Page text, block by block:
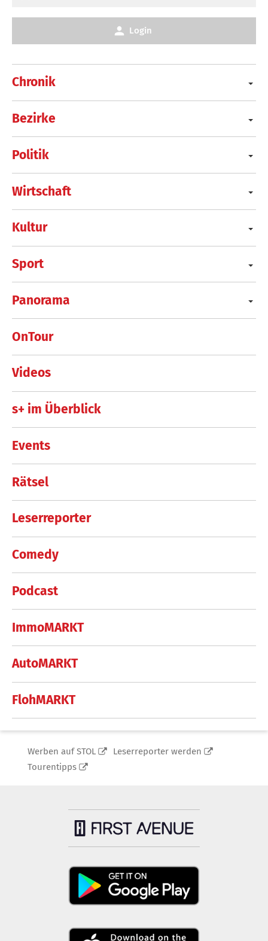
Chronik
Bezirke
Politik
Wirtschaft
Kultur
Sport
Panorama
OnTour
Videos
s+ im Überblick
Events
Rätsel
Leserreporter
Comedy
Podcast
ImmoMARKT
AutoMARKT
FlohMARKT
Login
Werben auf STOL
Leserreporter werden
Tourentipps